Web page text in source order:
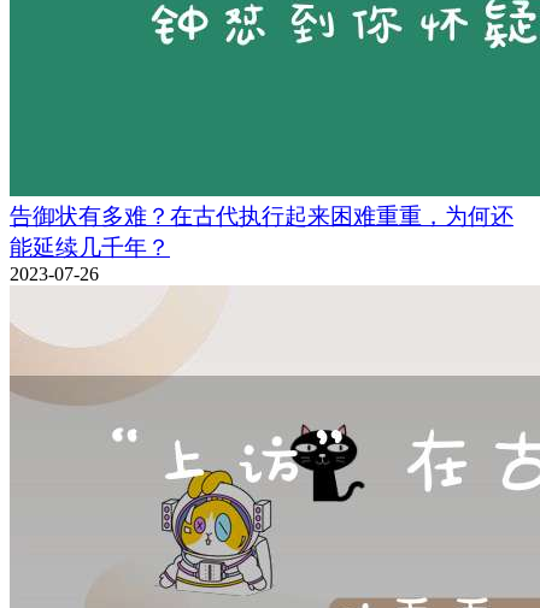
告御状有多难？在古代执行起来困难重重，为何还
能延续几千年？
2023-07-26